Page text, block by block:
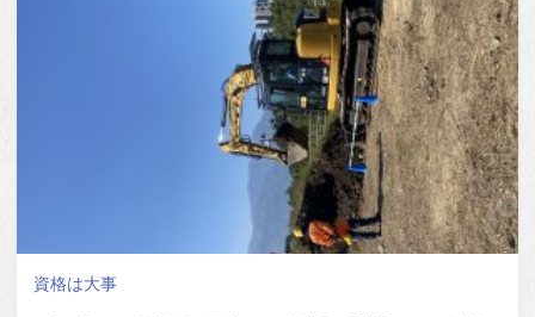
資格は大事